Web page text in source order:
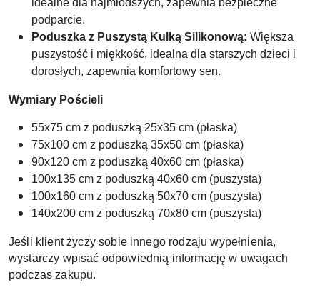
podparcie.
Poduszka z Puszystą Kulką Silikonową: Większa
puszystość i miękkość, idealna dla starszych dzieci i
dorosłych, zapewnia komfortowy sen.
Wymiary Pościeli
55x75 cm z poduszką 25x35 cm (płaska)
75x100 cm z poduszką 35x50 cm (płaska)
90x120 cm z poduszką 40x60 cm (płaska)
100x135 cm z poduszką 40x60 cm (puszysta)
100x160 cm z poduszką 50x70 cm (puszysta)
140x200 cm z poduszką 70x80 cm (puszysta)
Jeśli klient życzy sobie innego rodzaju wypełnienia,
wystarczy wpisać odpowiednią informację w uwagach
podczas zakupu.